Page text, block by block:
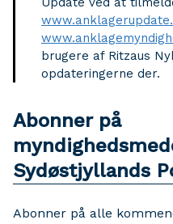
brugere af Ritzaus
opdateringerne der.
Abonner på
Sydøstjyllands
Abonner på alle